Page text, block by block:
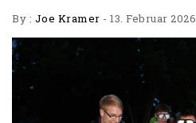
By : Joe Kramer - 13. Februar 2026